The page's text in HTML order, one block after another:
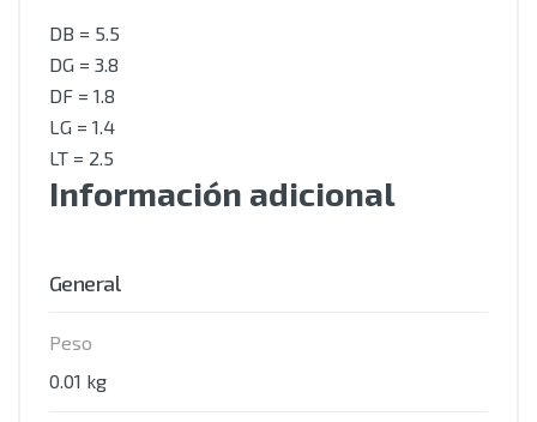
DB = 5.5
DG = 3.8
DF = 1.8
LG = 1.4
LT = 2.5
Información adicional
General
Peso
0.01 kg